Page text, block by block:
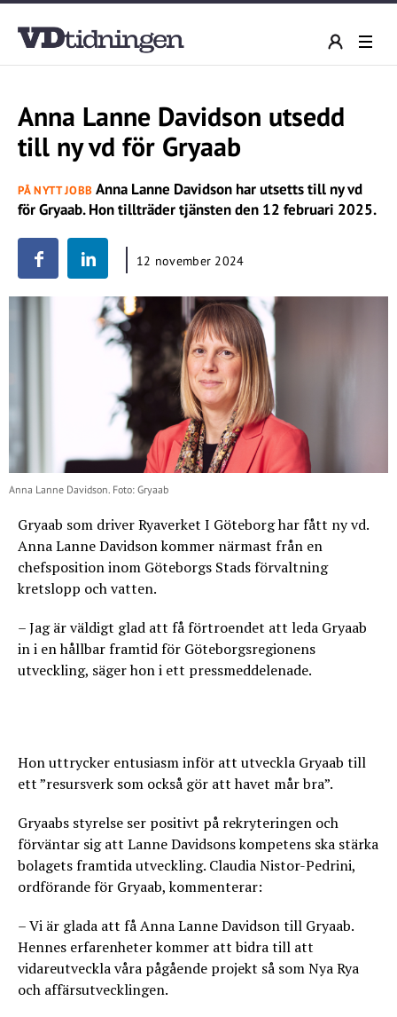
Anna Lanne Davidson utsedd
till ny vd för Gryaab
PÅ NYTT JOBB Anna Lanne Davidson har utsetts till ny vd
för Gryaab. Hon tillträder tjänsten den 12 februari 2025.
12 november 2024
Anna Lanne Davidson. Foto: Gryaab
Gryaab som driver Ryaverket I Göteborg har fått ny vd.
Anna Lanne Davidson kommer närmast från en
chefsposition inom Göteborgs Stads förvaltning
kretslopp och vatten.
– Jag är väldigt glad att få förtroendet att leda Gryaab
in i en hållbar framtid för Göteborgsregionens
utveckling, säger hon i ett pressmeddelenade.
Hon uttrycker entusiasm inför att utveckla Gryaab till
ett ”resursverk som också gör att havet mår bra”.
Gryaabs styrelse ser positivt på rekryteringen och
förväntar sig att Lanne Davidsons kompetens ska stärka
bolagets framtida utveckling. Claudia Nistor-Pedrini,
ordförande för Gryaab, kommenterar:
– Vi är glada att få Anna Lanne Davidson till Gryaab.
Hennes erfarenheter kommer att bidra till att
vidareutveckla våra pågående projekt så som Nya Rya
och affärsutvecklingen.